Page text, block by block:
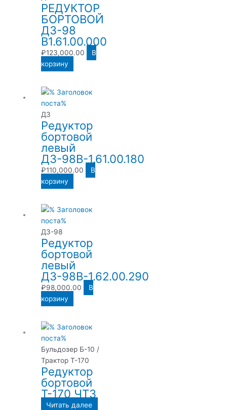
РЕДУКТОР
БОРТОВОЙ
ДЗ-98
В1.61.00.000
₽123,000.00
В
корзину
ДЗ
Редуктор
бортовой
левый
ДЗ-98В-1.61.00.180
₽110,000.00
В
корзину
ДЗ-98
Редуктор
бортовой
левый
ДЗ-98В-1.62.00.290
₽98,000.00
В
корзину
Бульдозер Б-10 /
Трактор Т-170
Редуктор
бортовой
Т-170 ЧТЗ
Читать далее